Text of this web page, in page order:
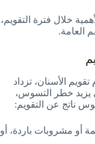
خلال فترة التقويم،
العامة.
الأسنان، تزداد
يزيد خطر التسوس،
ناتج عن التقويم:
أو مشروبات باردة، أو